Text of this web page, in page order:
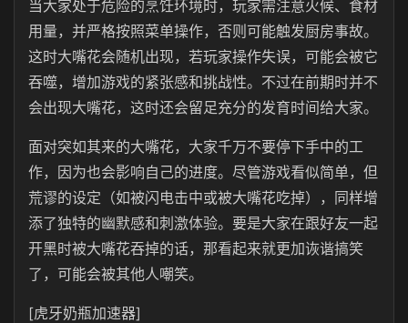
当大家处于危险的烹饪环境时，玩家需注意火候、食材
用量，并严格按照菜单操作，否则可能触发厨房事故。
这时大嘴花会随机出现，若玩家操作失误，可能会被它
吞噬，增加游戏的紧张感和挑战性。不过在前期时并不
会出现大嘴花，这时还会留足充分的发育时间给大家。
面对突如其来的大嘴花，大家千万不要停下手中的工
作，因为也会影响自己的进度。尽管游戏看似简单，但
荒谬的设定（如被闪电击中或被大嘴花吃掉），同样增
添了独特的幽默感和刺激体验。要是大家在跟好友一起
开黑时被大嘴花吞掉的话，那看起来就更加诙谐搞笑
了，可能会被其他人嘲笑。
[虎牙奶瓶加速器]